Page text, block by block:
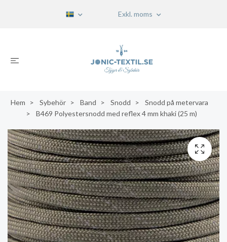
Exkl. moms
Hem Sybehör Band Snodd
Snodd på metervara
B469 Polyestersnodd med reflex 4 mm khaki (25 m)